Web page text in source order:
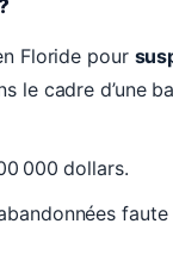
Floride pour
le cadre d’une
000 dollars.